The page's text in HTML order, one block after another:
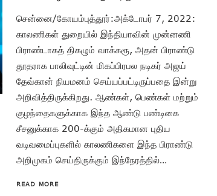
சென்னை/கோயம்புத்தூர்:அக்டோபர் 7, 2022:
காலணிகள் துறையில் இந்தியாவின் முன்னணி
பிராண்டாகத் திகழும் வாக்கரூ, அதன் பிராண்டு
தூதராக பாலிவுட்டின் மிகப்பிரபல நடிகர் அஜய்
தேவ்கான் நியமனம் செய்யப்பட்டிருப்பதை இன்று
அறிவித்திருக்கிறது. ஆண்கள், பெண்கள் மற்றும்
குழந்தைகளுக்காக இந்த ஆண்டு பண்டிகை
சீசனுக்காக 200-க்கும் அதிகமான புதிய
வடிவமைப்புகளில் காலணிகளை இந்த பிராண்டு
அறிமுகம் செய்திருக்கும் இந்நேரத்தில்…
READ MORE